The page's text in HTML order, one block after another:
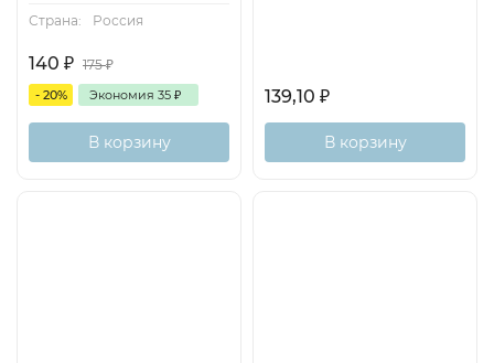
Страна:
Россия
140 ₽ 175₽
- 20% Экономия 35 ₽
В корзину
139,10 ₽
В корзину